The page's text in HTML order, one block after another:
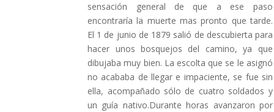
sensación general de que a ese paso
encontraría la muerte mas pronto que tarde.
El 1 de junio de 1879 salió de descubierta para
hacer unos bosquejos del camino, ya que
dibujaba muy bien. La escolta que se le asignó
no acababa de llegar e impaciente, se fue sin
ella, acompañado sólo de cuatro soldados y
un guía nativo.Durante horas avanzaron por